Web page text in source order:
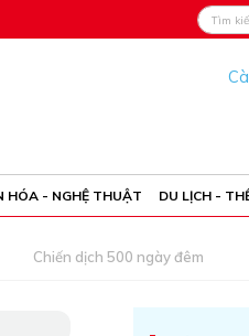
HÓA - NGHỆ THUẬT DU LỊCH -
Chiến dịch 500 ngày đêm